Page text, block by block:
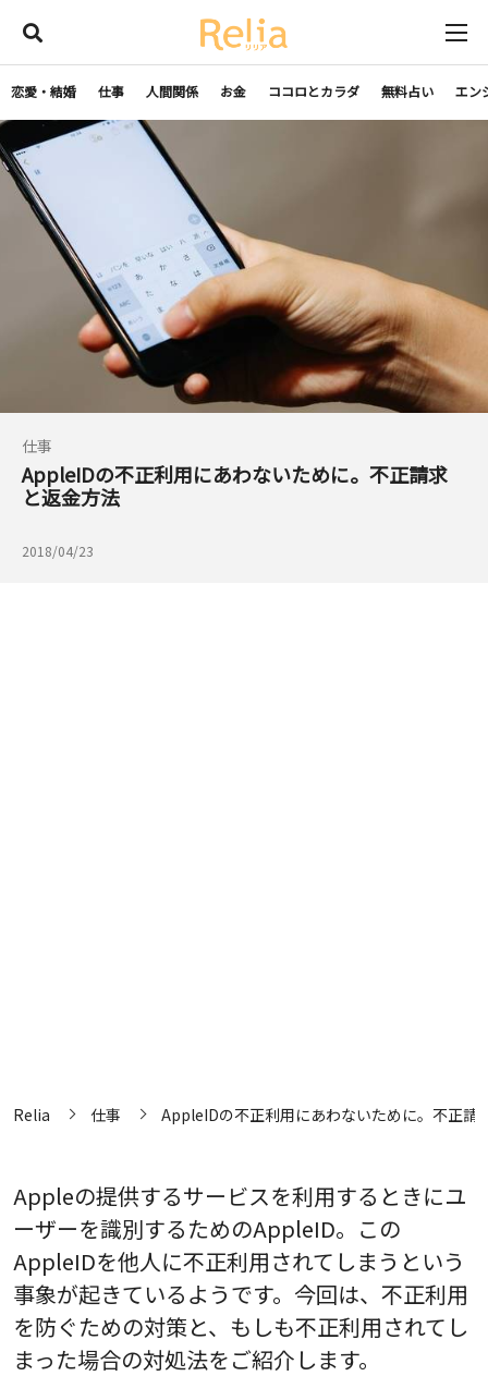
恋愛・結婚 仕事 人間関係 お金 ココロとカラダ 無料占い エン
仕事
AppleIDの不正利用にあわないために。不正請求
と返金方法
2018/04/23
Relia 仕事 AppleIDの不正利用にあわないために。不正請
Appleの提供するサービスを利用するときにユ
ーザーを識別するためのAppleID。この
AppleIDを他人に不正利用されてしまうという
事象が起きているようです。今回は、不正利用
を防ぐための対策と、もしも不正利用されてし
まった場合の対処法をご紹介します。